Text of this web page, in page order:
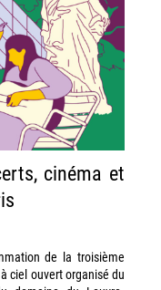
cinéma et
de la troisième
ciel ouvert organisé du